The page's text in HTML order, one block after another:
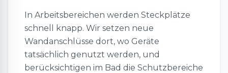
In Arbeitsbereichen werden Steckplätze
schnell knapp. Wir setzen neue
Wandanschlüsse dort, wo Geräte
tatsächlich genutzt werden, und
berücksichtigen im Bad die Schutzbereiche